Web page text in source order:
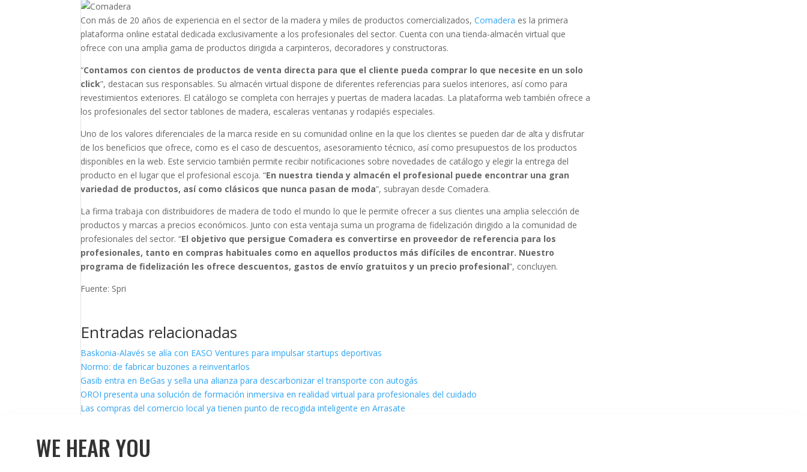
Con más de 20 años de experiencia en el sector de la madera y miles de productos comercializados,Comadera es la primera
plataforma online estatal dedicada exclusivamente a los profesionales del sector. Cuenta con una tienda-almacén virtual que
ofrece con una amplia gama de productos dirigida a carpinteros, decoradores y constructoras.
“Contamos con cientos de productos de venta directa para que el cliente pueda comprar lo que necesite en un solo
click”, destacan sus responsables. Su almacén virtual dispone de diferentes referencias para suelos interiores, así como para
revestimientos exteriores. El catálogo se completa con herrajes y puertas de madera lacadas. La plataforma web también ofrece a
los profesionales del sector tablones de madera, escaleras ventanas y rodapiés especiales.
Uno de los valores diferenciales de la marca reside en su comunidad online en la que los clientes se pueden dar de alta y disfrutar
de los beneficios que ofrece, como es el caso de descuentos, asesoramiento técnico, así como presupuestos de los productos
disponibles en la web. Este servicio también permite recibir notificaciones sobre novedades de catálogo y elegir la entrega del
producto en el lugar que el profesional escoja. “En nuestra tienda y almacén el profesional puede encontrar una gran
variedad de productos, así como clásicos que nunca pasan de moda”, subrayan desde Comadera.
La firma trabaja con distribuidores de madera de todo el mundo lo que le permite ofrecer a sus clientes una amplia selección de
productos y marcas a precios económicos. Junto con esta ventaja suma un programa de fidelización dirigido a la comunidad de
profesionales del sector. “El objetivo que persigue Comadera es convertirse en proveedor de referencia para los
profesionales, tanto en compras habituales como en aquellos productos más difíciles de encontrar. Nuestro
programa de fidelización les ofrece descuentos, gastos de envío gratuitos y un precio profesional”, concluyen.
Fuente: Spri
Entradas relacionadas
Baskonia-Alavés se alía con EASO Ventures para impulsar startups deportivas
Normo: de fabricar buzones a reinventarlos
Gasib entra en BeGas y sella una alianza para descarbonizar el transporte con autogás
OROI presenta una solución de formación inmersiva en realidad virtual para profesionales del cuidado
Las compras del comercio local ya tienen punto de recogida inteligente en Arrasate
WE HEAR YOU